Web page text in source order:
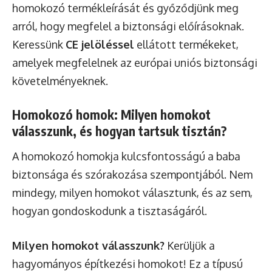
homokozó termékleírását és győződjünk meg
arról, hogy megfelel a biztonsági előírásoknak.
Keressünk CE jelöléssel ellátott termékeket,
amelyek megfelelnek az európai uniós biztonsági
követelményeknek.
Homokozó homok: Milyen homokot
válasszunk, és hogyan tartsuk tisztán?
A homokozó homokja kulcsfontosságú a baba
biztonsága és szórakozása szempontjából. Nem
mindegy, milyen homokot választunk, és az sem,
hogyan gondoskodunk a tisztaságáról.
Milyen homokot válasszunk? Kerüljük a
hagyományos építkezési homokot! Ez a típusú